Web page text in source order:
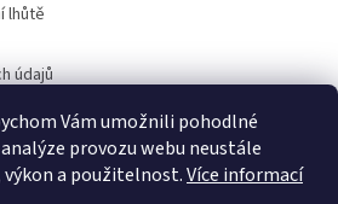
Vám umožnili pohodlné
provozu webu neustále
a použitelnost.Více informací
lhůtě
údajů
ELEKTROZAŘÍZENÍ / BATERIÍ